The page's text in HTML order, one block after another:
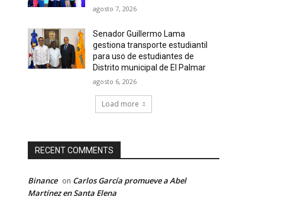
agosto 7, 2026
Senador Guillermo Lama
gestiona transporte estudiantil
para uso de estudiantes de
Distrito municipal de El Palmar
agosto 6, 2026
Load more
RECENT COMMENTS
Binance on Carlos García promueve a Abel
Martínez en Santa Elena